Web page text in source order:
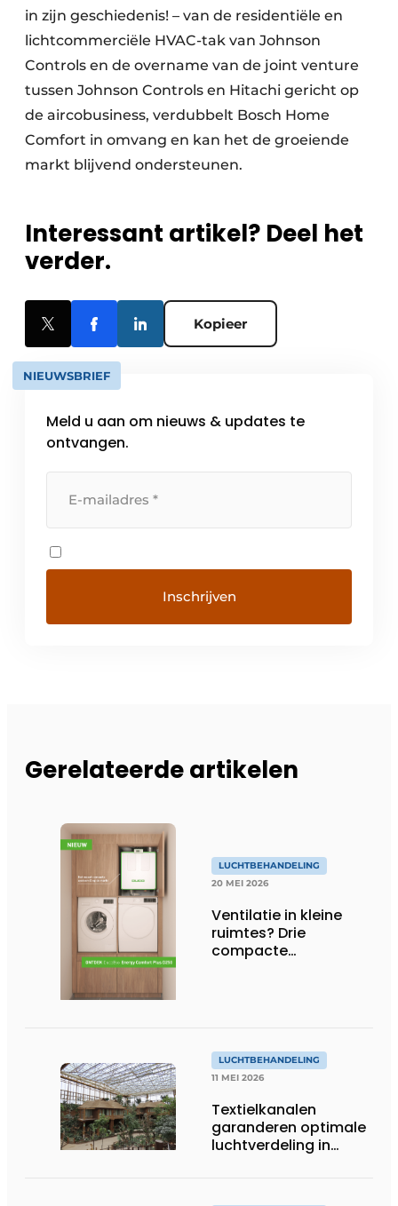
in zijn geschiedenis! – van de residentiële en
lichtcommerciële HVAC-tak van Johnson
Controls en de overname van de joint venture
tussen Johnson Controls en Hitachi gericht op
de aircobusiness, verdubbelt Bosch Home
Comfort in omvang en kan het de groeiende
markt blijvend ondersteunen.
Interessant artikel? Deel het
verder.
Kopieer
NIEUWSBRIEF
Meld u aan om nieuws & updates te
ontvangen.
Gerelateerde artikelen
LUCHTBEHANDELING
20 MEI 2026
Ventilatie in kleine
ruimtes? Drie
compacte
LUCHTBEHANDELING
11 MEI 2026
Textielkanalen
garanderen optimale
luchtverdeling in